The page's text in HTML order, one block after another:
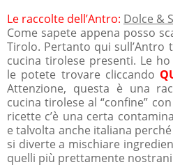
Le raccolte dell’Antro: Dolce &
Come sapete appena posso
Tirolo. Pertanto qui sull’Antro
cucina tirolese presenti. Le
le potete trovare cliccando
Attenzione, questa è una
cucina tirolese al “confine”
ricette c’è una certa
e talvolta anche italiana
si diverte a mischiare
quelli più prettamente